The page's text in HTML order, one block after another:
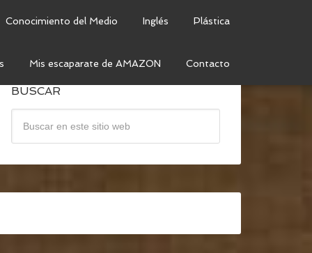
Conocimiento del Medio Inglés Plástica
Mis escaparate de AMAZON Contacto
BUSCAR